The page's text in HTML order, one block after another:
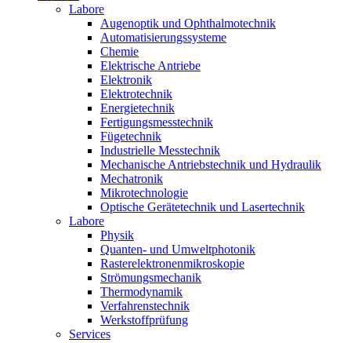
Labore
Augenoptik und Ophthalmotechnik
Automatisierungssysteme
Chemie
Elektrische Antriebe
Elektronik
Elektrotechnik
Energietechnik
Fertigungsmesstechnik
Fügetechnik
Industrielle Messtechnik
Mechanische Antriebstechnik und Hydraulik
Mechatronik
Mikrotechnologie
Optische Gerätetechnik und Lasertechnik
Labore
Physik
Quanten- und Umweltphotonik
Rasterelektronenmikroskopie
Strömungsmechanik
Thermodynamik
Verfahrenstechnik
Werkstoffprüfung
Services